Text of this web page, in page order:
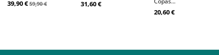
39,90 €59,90 € 31,60 €
20,60 €